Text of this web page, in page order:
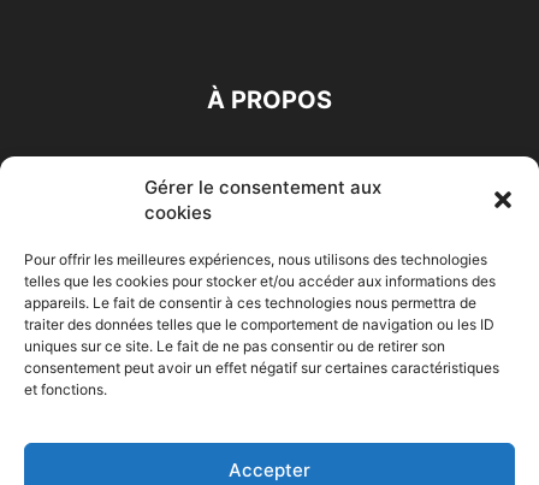
Gérer le consentement aux
cookies
Pour offrir les meilleures expériences, nous utilisons des technologies
telles que les cookies pour stocker et/ou accéder aux informations des
appareils. Le fait de consentir à ces technologies nous permettra de
traiter des données telles que le comportement de navigation ou les ID
uniques sur ce site. Le fait de ne pas consentir ou de retirer son
consentement peut avoir un effet négatif sur certaines caractéristiques
et fonctions.
Accepter
À PROPOS
Accueil Economie Entreprises Entrepreneur
Maghreb